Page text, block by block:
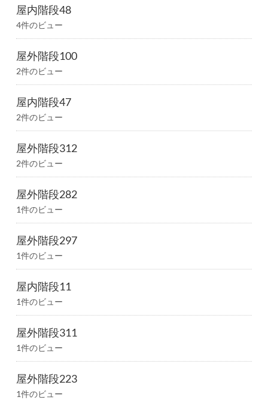
屋内階段48
4件のビュー
屋外階段100
2件のビュー
屋内階段47
2件のビュー
屋外階段312
2件のビュー
屋外階段282
1件のビュー
屋外階段297
1件のビュー
屋内階段11
1件のビュー
屋外階段311
1件のビュー
屋外階段223
1件のビュー